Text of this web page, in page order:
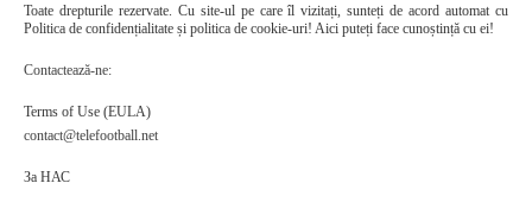
Toate drepturile rezervate. Cu site-ul pe care îl vizitați, sunteți de acord automat cu
Politica de confidențialitate și politica de cookie-uri! Aici puteți face cunoștință cu ei!
Contactează-ne:
Terms of Use (EULA)
contact@telefootball.net
За НАС